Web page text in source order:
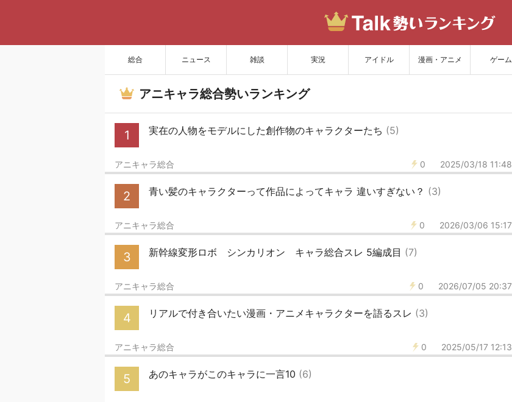
総合 ニュース 雑談 実況 アイドル 漫画・アニメ ゲーム
サイトを更新
アニキャラ総合勢いランキング
1 実在の人物をモデルにした創作物のキャラクターたち (5)
0 2025/03/18 11:48
アニキャラ総合
2 青い髪のキャラクターって作品によってキャラ 違いすぎない？ (3)
0 2026/03/06 15:17
アニキャラ総合
3 新幹線変形ロボ シンカリオン キャラ総合スレ 5編成目 (7)
0 2026/07/05 20:37
アニキャラ総合
4 リアルで付き合いたい漫画・アニメキャラクターを語るスレ (3)
0 2025/05/17 12:13
アニキャラ総合
5 あのキャラがこのキャラに一言10 (6)